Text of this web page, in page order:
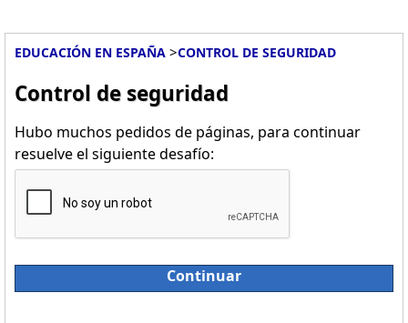
EDUCACIÓN EN ESPAÑA >CONTROL DE SEGURIDAD
Control de seguridad
Hubo muchos pedidos de páginas, para continuar
resuelve el siguiente desafío:
Continuar